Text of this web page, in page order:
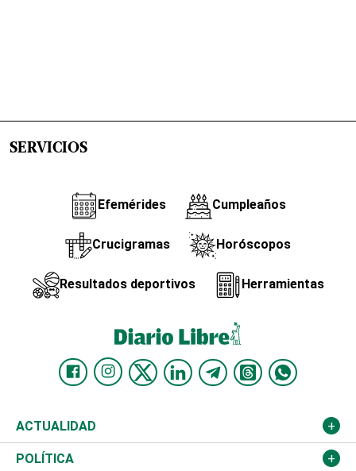
SERVICIOS
Efemérides Cumpleaños
Crucigramas Horóscopos
Resultados deportivos Herramientas
ACTUALIDAD
Nacional
POLÍTICA